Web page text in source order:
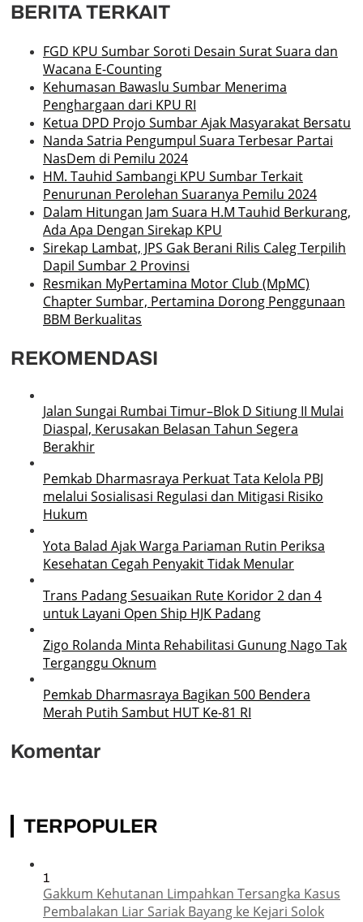
BERITA TERKAIT
FGD KPU Sumbar Soroti Desain Surat Suara dan
Wacana E-Counting
Kehumasan Bawaslu Sumbar Menerima
Penghargaan dari KPU RI
Ketua DPD Projo Sumbar Ajak Masyarakat Bersatu
Nanda Satria Pengumpul Suara Terbesar Partai
NasDem di Pemilu 2024
HM. Tauhid Sambangi KPU Sumbar Terkait
Penurunan Perolehan Suaranya Pemilu 2024
Dalam Hitungan Jam Suara H.M Tauhid Berkurang,
Ada Apa Dengan Sirekap KPU
Sirekap Lambat, JPS Gak Berani Rilis Caleg Terpilih
Dapil Sumbar 2 Provinsi
Resmikan MyPertamina Motor Club (MpMC)
Chapter Sumbar, Pertamina Dorong Penggunaan
BBM Berkualitas
REKOMENDASI
Jalan Sungai Rumbai Timur–Blok D Sitiung II Mulai
Diaspal, Kerusakan Belasan Tahun Segera
Berakhir
Pemkab Dharmasraya Perkuat Tata Kelola PBJ
melalui Sosialisasi Regulasi dan Mitigasi Risiko
Hukum
Yota Balad Ajak Warga Pariaman Rutin Periksa
Kesehatan Cegah Penyakit Tidak Menular
Trans Padang Sesuaikan Rute Koridor 2 dan 4
untuk Layani Open Ship HJK Padang
Zigo Rolanda Minta Rehabilitasi Gunung Nago Tak
Terganggu Oknum
Pemkab Dharmasraya Bagikan 500 Bendera
Merah Putih Sambut HUT Ke-81 RI
Komentar
TERPOPULER
1
Gakkum Kehutanan Limpahkan Tersangka Kasus
Pembalakan Liar Sariak Bayang ke Kejari Solok